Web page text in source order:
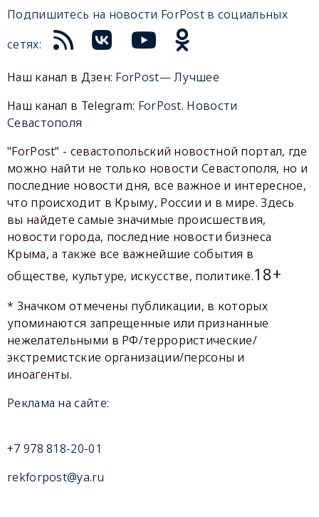
Подпишитесь на новости ForPost в социальных
сетях:
Наш канал в Дзен: ForPost— Лучшее
Наш канал в Telegram: ForPost. Новости
Севастополя
"ForPost" - севастопольский новостной портал, где
можно найти не только новости Севастополя, но и
последние новости дня, все важное и интересное,
что происходит в Крыму, России и в мире. Здесь
вы найдете самые значимые происшествия,
новости города, последние новости бизнеса
Крыма, а также все важнейшие события в
обществе, культуре, искусстве, политике.18+
* Значком отмечены публикации, в которых
упоминаются запрещенные или признанные
нежелательными в РФ/террористические/
экстремистские организации/персоны и
иноагенты.
Реклама на сайте:
+7 978 818-20-01
rekforpost@ya.ru